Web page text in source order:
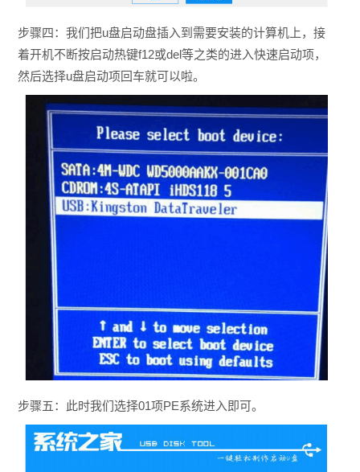
步骤四：我们把u盘启动盘插入到需要安装的计算机上，接
着开机不断按启动热键f12或del等之类的进入快速启动项，
然后选择u盘启动项回车就可以啦。
步骤五：此时我们选择01项PE系统进入即可。